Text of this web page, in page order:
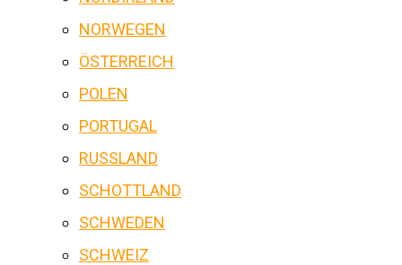
NORWEGEN
ÖSTERREICH
POLEN
PORTUGAL
RUSSLAND
SCHOTTLAND
SCHWEDEN
SCHWEIZ